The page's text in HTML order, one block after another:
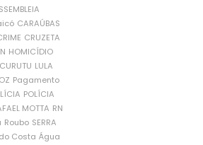
CARAÚBAS
CRUZETA
HOMICÍDIO
LULA
Pagamento
POLÍCIA
MOTTA RN
Roubo SERRA
Costa Água